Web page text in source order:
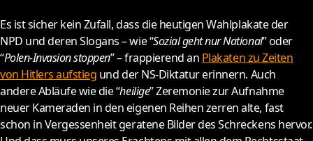
Es ist sicher kein Zufall, dass die heutigen Wahlplakate der
NPD und deren Slogans – wie “Sozial geht nur National” oder
“Polen-Invasion stoppen” – frappierend an Plakaten zu Zeiten
von Hitlers aufstieg und der NS-Diktatur erinnern. Auch
andere Abläufe wie die “heilige” Zeremonie zur Aufnahme
neuer Kameraden in den eigenen Reihen zerren alte, fast
schon in Vergessenheit geratene Bilder des Schreckens hervor.